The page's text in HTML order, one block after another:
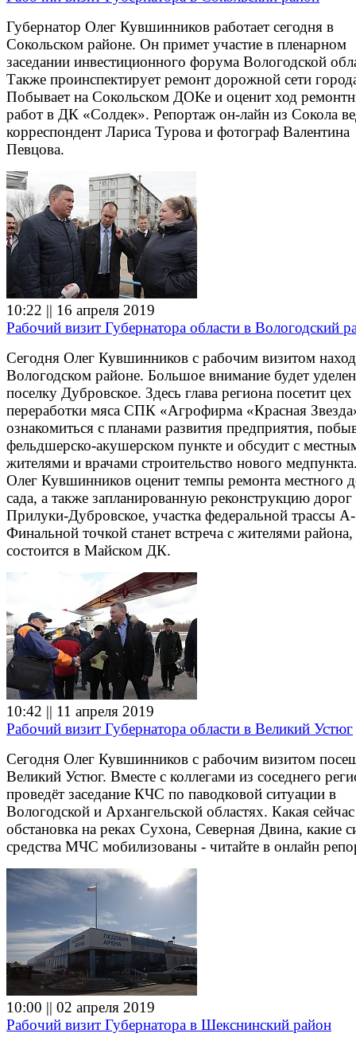
Губернатор Олег Кувшинников работает сегодня в
Сокольском районе. Он примет участие в пленарном
заседании инвестиционного форума Вологодской
Также проинспектирует ремонт дорожной сети
Побывает на Сокольском ДОКе и оценит ход
работ в ДК «Солдек». Репортаж он-лайн из Сокола
корреспондент Лариса Турова и фотограф Валентина
Певцова.
10:22 || 16 апреля 2019
Рабочий визит Губернатора области в Вологодский
Сегодня Олег Кувшинников с рабочим визитом
Вологодском районе. Большое внимание будет
поселку Дубровское. Здесь глава региона посетит цех
переработки мяса СПК «Агрофирма «Красная
ознакомиться с планами развития предприятия,
фельдшерско-акушерском пункте и обсудит с
жителями и врачами строительство нового
Олег Кувшинников оценит темпы ремонта местного
сада, а также запланированную реконструкцию дорог
Прилуки-Дубровское, участка федеральной трассы
Финальной точкой станет встреча с жителями района,
состоится в Майском ДК.
10:42 || 11 апреля 2019
Рабочий визит Губернатора области в Великий Устюг
Сегодня Олег Кувшинников с рабочим визитом
Великий Устюг. Вместе с коллегами из соседнего
проведёт заседание КЧС по паводковой ситуации в
Вологодской и Архангельской областях. Какая сейчас
обстановка на реках Сухона, Северная Двина, какие
средства МЧС мобилизованы - читайте в онлайн
10:00 || 02 апреля 2019
Рабочий визит Губернатора в Шекснинский район